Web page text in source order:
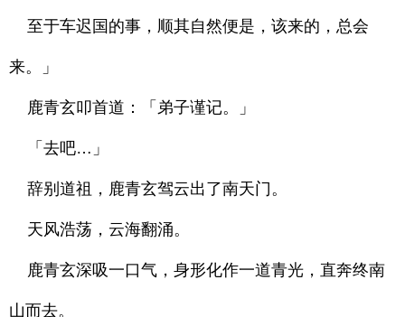
至于车迟国的事，顺其自然便是，该来的，总会
来。」
鹿青玄叩首道：「弟子谨记。」
「去吧…」
辞别道祖，鹿青玄驾云出了南天门。
天风浩荡，云海翻涌。
鹿青玄深吸一口气，身形化作一道青光，直奔终南
山而去。